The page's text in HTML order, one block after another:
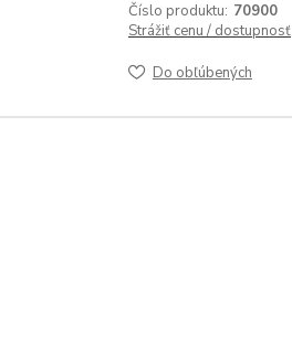
Číslo produktu: 70900
Strážiť cenu / dostupnosť
Do obľúbených